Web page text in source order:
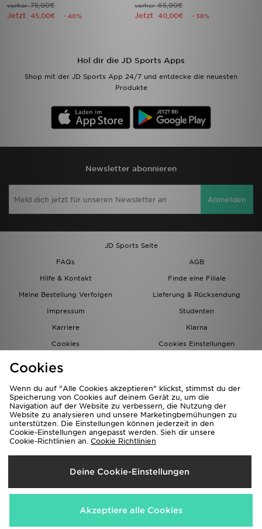
vorher75,00€
Jetzt 45,00€ - 40%
vorher65,00€
Jetzt 40,00€ - 38%
Hol dir die JD Sports Apps
Shop mit der JD Sports App 24/7 und entdecke die neuesten
Produkte
Newsletter abonnieren
Anmelden
JD Sports Seite
FAQs
AGB
Hilfe & Kontakt
Finde eine Filiale
Meine Bestellung Verfolgen
Lieferung & Rücksendung
Impressum
Studenten
Karriere
Klarna
Cookies
Cookies Einstellungen
Lieferung Nach
Deutschland
Wir akzeptieren folgende Zahlungsmethoden
Cookies
Wenn du auf "Alle Cookies akzeptieren" klickst, stimmst du der
Speicherung von Cookies auf deinem Gerät zu, um die
Navigation auf der Website zu verbessern, die Nutzung der
Website zu analysieren und unsere Marketingbemühungen zu
unterstützen. Die Einstellungen können jederzeit in den
Cookie-Einstellungen angepasst werden. Sieh dir unsere
Cookie-Richtlinien an. Cookie Richtlinien
Deine Cookie-Einstellungen
Akzeptiere alle Cookies